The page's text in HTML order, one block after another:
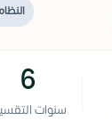
6
سنوات